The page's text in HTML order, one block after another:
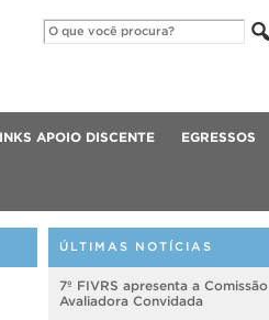
APOIO DISCENTE EGRESSOS
ÚLTIMAS NOTÍCIAS
7º FIVRS apresenta a Comissão
Avaliadora Convidada